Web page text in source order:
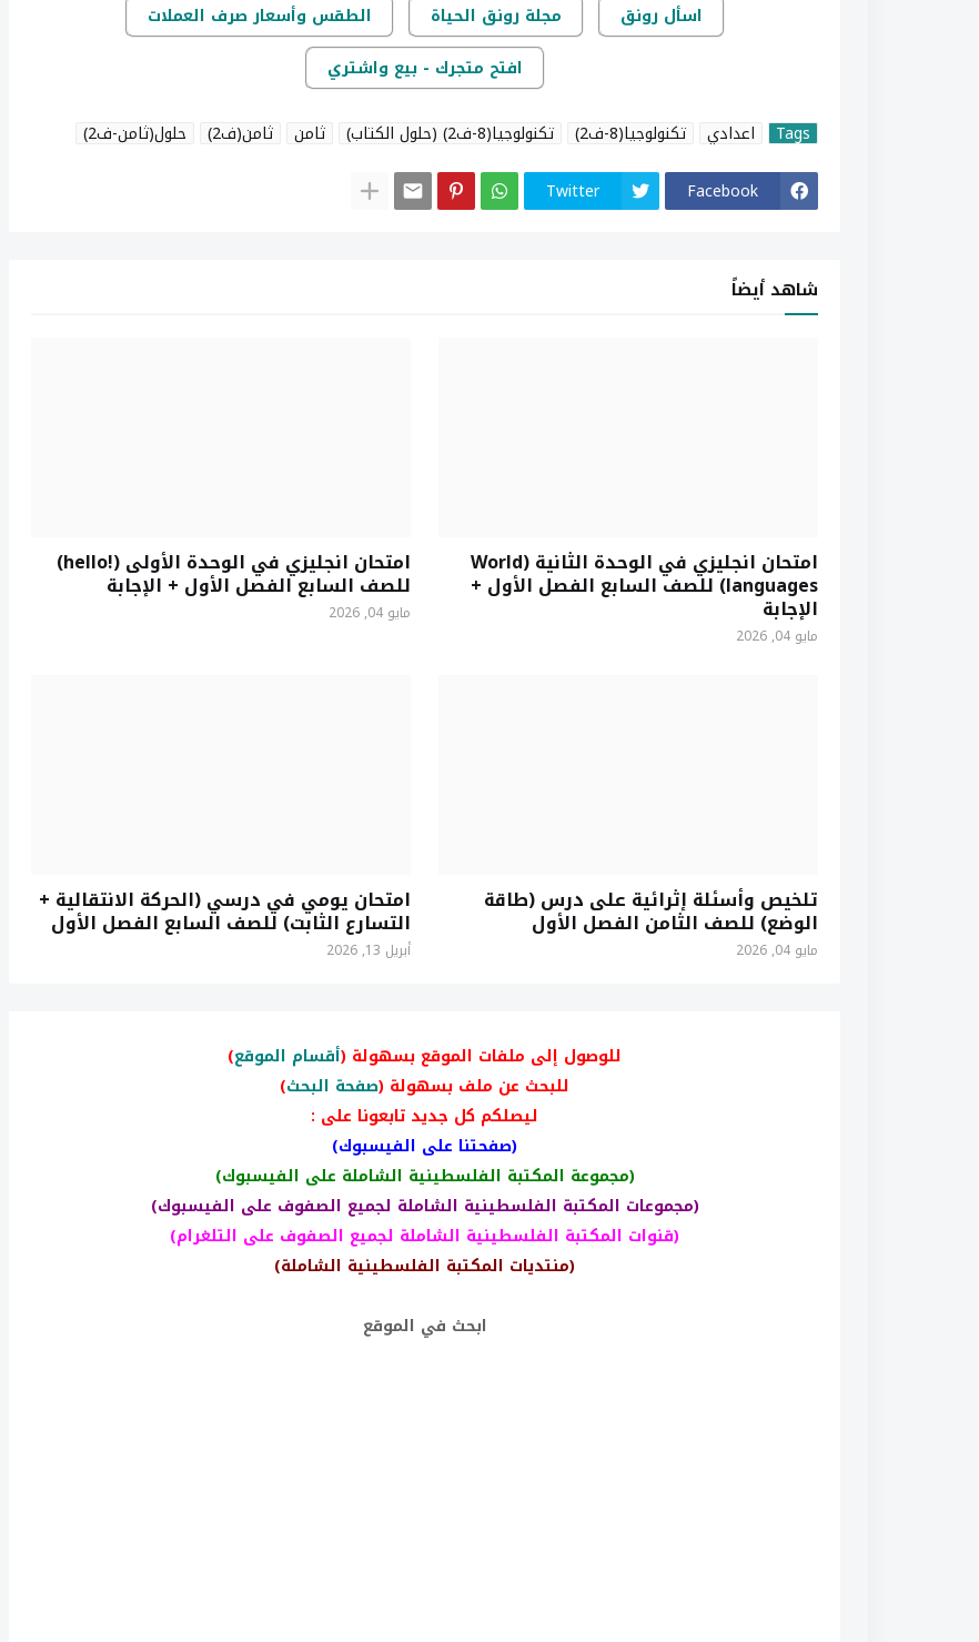
اسأل رونق مجلة رونق الحياة
الطقس وأسعار صرف العملات
افتح متجرك - بيع واشتري
Tags اعدادي تكنولوجيا(8-ف2) تكنولوجيا(8-ف2) (حلول الكتاب) ثامن ثامن(ف2)
حلول(ثامن-ف2)
Facebook
Twitter
شاهد أيضاً
امتحان انجليزي في الوحدة الثانية (World
languages) للصف السابع الفصل الأول +
الإجابة
مايو 04, 2026
امتحان انجليزي في الوحدة الأولى (!hello)
للصف السابع الفصل الأول + الإجابة
مايو 04, 2026
تلخيص وأسئلة إثرائية على درس (طاقة
الوضع) للصف الثامن الفصل الأول
مايو 04, 2026
امتحان يومي في درسي (الحركة الانتقالية +
التسارع الثابت) للصف السابع الفصل الأول
أبريل 13, 2026
للوصول إلى ملفات الموقع بسهولة (أقسام الموقع)
للبحث عن ملف بسهولة (صفحة البحث)
ليصلكم كل جديد تابعونا على :
(صفحتنا على الفيسبوك)
(مجموعة المكتبة الفلسطينية الشاملة على الفيسبوك)
(مجموعات المكتبة الفلسطينية الشاملة لجميع الصفوف على الفيسبوك)
(قنوات المكتبة الفلسطينية الشاملة لجميع الصفوف على التلغرام)
(منتديات المكتبة الفلسطينية الشاملة)
ابحث في الموقع